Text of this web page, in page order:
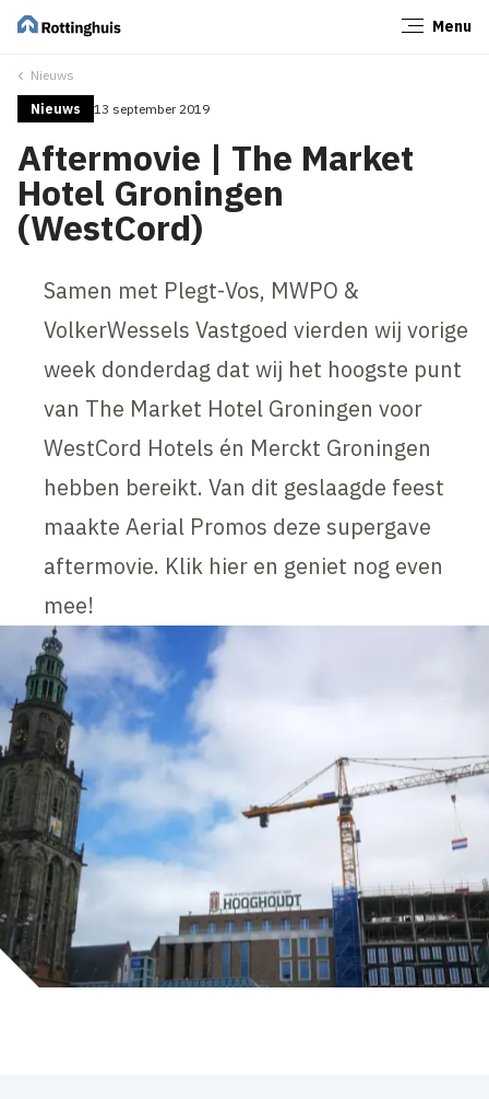
Menu
Nieuws
Nieuws 13 september 2019
Aftermovie | The Market
Hotel Groningen
(WestCord)
Samen met Plegt-Vos, MWPO &
VolkerWessels Vastgoed vierden wij vorige
week donderdag dat wij het hoogste punt
van The Market Hotel Groningen voor
WestCord Hotels én Merckt Groningen
hebben bereikt. Van dit geslaagde feest
maakte Aerial Promos deze supergave
aftermovie. Klik hier en geniet nog even
mee!
Sluiten